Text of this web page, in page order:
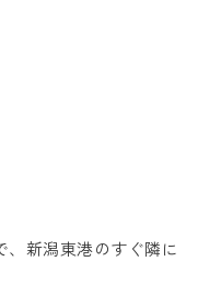
、新潟東港のすぐ隣に